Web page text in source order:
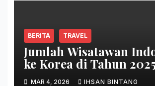
BERITA TRAVEL
Jumlah Wisatawan
ke Korea di Tahun
Terbanyak Sepanjang
MAR 4, 2026 IHSAN BINTANG